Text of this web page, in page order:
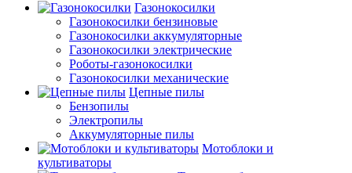
Газонокосилки
Газонокосилки бензиновые
Газонокосилки аккумуляторные
Газонокосилки электрические
Роботы-газонокосилки
Газонокосилки механические
Цепные пилы
Бензопилы
Электропилы
Аккумуляторные пилы
Мотоблоки и
культиваторы